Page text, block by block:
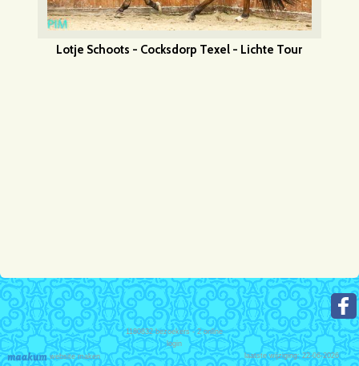
Lotje Schoots - Cocksdorp Texel - Lichte Tour
website maken
1180832bezoekers - 2 online
login
laatste wijziging: 22-06-2026